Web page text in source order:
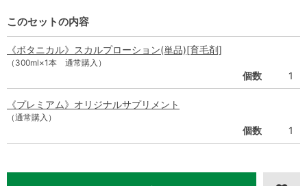
このセットの内容
《ボタニカル》スカルプローション(単品)[育毛剤]
（300ml×1本 通常購入）
個数 1
《プレミアム》オリジナルサプリメント
（通常購入）
個数 1